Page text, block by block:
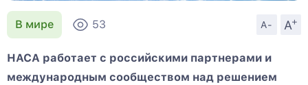
В мире 53 A- A
+
НАСА работает с российскими партнерами и
международным сообществом над решением